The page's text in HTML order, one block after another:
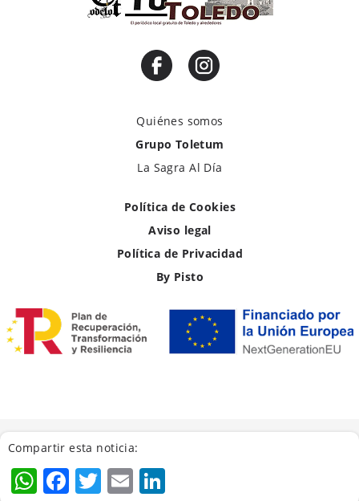
Quiénes somos
Grupo Toletum
La Sagra Al Día
Política de Cookies
Aviso legal
Política de Privacidad
By Pisto
Compartir esta noticia:
WhatsApp
Facebook
Twitter
Email